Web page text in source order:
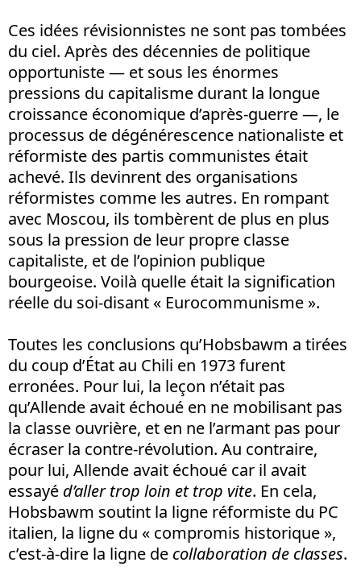
Ces idées révisionnistes ne sont pas tombées
du ciel. Après des décennies de politique
opportuniste — et sous les énormes
pressions du capitalisme durant la longue
croissance économique d’après-guerre —, le
processus de dégénérescence nationaliste et
réformiste des partis communistes était
achevé. Ils devinrent des organisations
réformistes comme les autres. En rompant
avec Moscou, ils tombèrent de plus en plus
sous la pression de leur propre classe
capitaliste, et de l’opinion publique
bourgeoise. Voilà quelle était la signification
réelle du soi-disant « Eurocommunisme ».
Toutes les conclusions qu’Hobsbawm a tirées
du coup d’État au Chili en 1973 furent
erronées. Pour lui, la leçon n’était pas
qu’Allende avait échoué en ne mobilisant pas
la classe ouvrière, et en ne l’armant pas pour
écraser la contre-révolution. Au contraire,
pour lui, Allende avait échoué car il avait
essayé d’aller trop loin et trop vite. En cela,
Hobsbawm soutint la ligne réformiste du PC
italien, la ligne du « compromis historique »,
c’est-à-dire la ligne de collaboration de classes.